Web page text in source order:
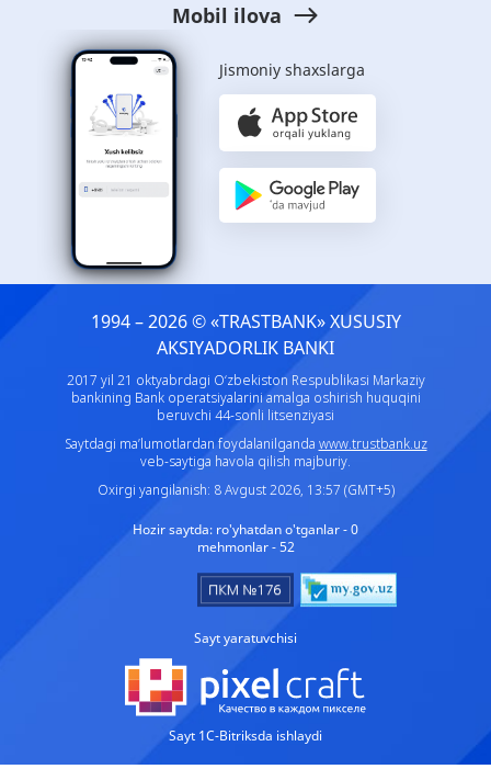
Mobil ilova
Jismoniy shaxslarga
1994 – 2026 © «TRASTBANK» ХUSUSIY
AKSIYADORLIK BANKI
2017 yil 21 oktyabrdagi O‘zbekiston Respublikasi Markaziy
bankining Bank operatsiyalarini amalga oshirish huquqini
beruvchi 44-sonli litsenziyasi
Saytdagi ma’lumotlardan foydalanilganda www.trustbank.uz
veb-saytiga havola qilish majburiy.
Oxirgi yangilanish: 8 Avgust 2026, 13:57 (GMT+5)
Hozir saytda: ro'yhatdan o'tganlar - 0
mehmonlar - 52
Sayt yaratuvchisi
Sayt 1C-Bitriksda ishlaydi